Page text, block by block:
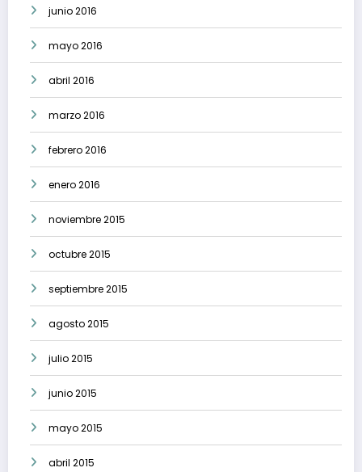
junio 2016
mayo 2016
abril 2016
marzo 2016
febrero 2016
enero 2016
noviembre 2015
octubre 2015
septiembre 2015
agosto 2015
julio 2015
junio 2015
mayo 2015
abril 2015